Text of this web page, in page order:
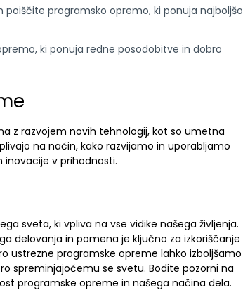
programsko opremo, ki ponuja najboljšo
ki ponuja redne posodobitve in dobro
z razvojem novih tehnologij, kot so umetna
na način, kako razvijamo in uporabljamo
v prihodnosti.
sveta, ki vpliva na vse vidike našega življenja.
delovanja in pomena je ključno za izkoriščanje
ustrezne programske opreme lahko izboljšamo
spreminjajočemu se svetu. Bodite pozorni na
programske opreme in našega načina dela.